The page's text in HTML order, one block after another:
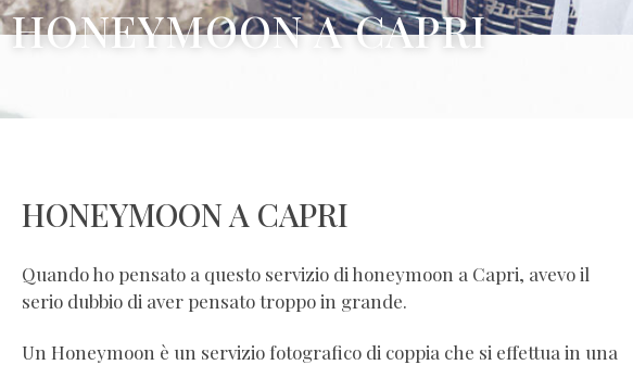
HONEYMOON A CAPRI
HONEYMOON A CAPRI
Quando ho pensato a questo servizio di honeymoon a Capri, avevo il
serio dubbio di aver pensato troppo in grande.
Un Honeymoon è un servizio fotografico di coppia che si effettua in una